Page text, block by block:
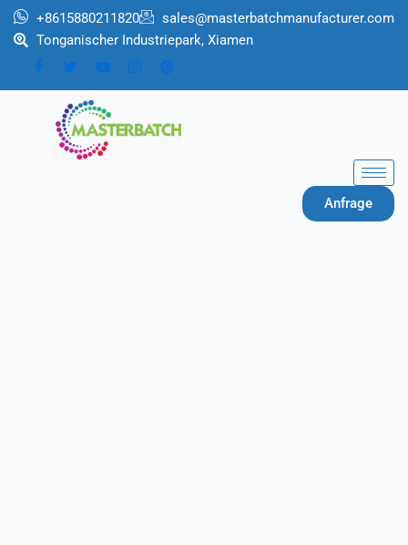
Zum
Inhalt
+8615880211820
sales@masterbatchmanufacturer.com
Tonganischer Industriepark, Xiamen
Anfrage